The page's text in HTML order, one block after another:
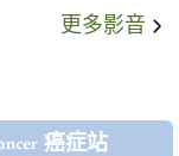
更多影音
癌症站